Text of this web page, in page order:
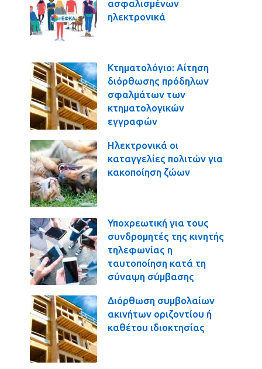
ασφαλισμένων
ηλεκτρονικά
Κτηματολόγιο: Αίτηση
διόρθωσης πρόδηλων
σφαλμάτων των
κτηματολογικών
εγγραφών
Ηλεκτρονικά οι
καταγγελίες πολιτών για
κακοποίηση ζώων
Υποχρεωτική για τους
συνδρομητές της κινητής
τηλεφωνίας η
ταυτοποίηση κατά τη
σύναψη σύμβασης
Διόρθωση συμβολαίων
ακινήτων οριζοντίου ή
καθέτου ιδιοκτησίας